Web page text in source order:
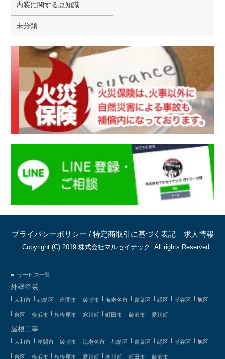
内装に関する豆知識
未分類
プライバシーポリシー / 特定商取引に基づく表記 求人情報
Copyright (C) 2019 株式会社マルセイテック. All rights Reserved.
サービス一覧
外壁塗装
大和市 都筑区 座間市 綾瀬市 海老名市 青葉区 緑区 瀬谷区 旭区
泉区 横浜市 相模原市 寒川町 町田市 藤沢市 愛川町
屋根工事
大和市 座間市 綾瀬市 海老名市 都筑区 青葉区 緑区 瀬谷区 旭区
泉区 横浜市 相模原市 愛川町 寒川町 町田市 藤沢市